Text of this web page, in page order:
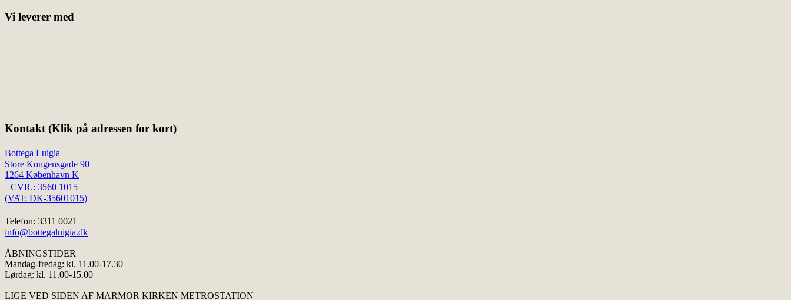
Vi leverer med
Kontakt (Klik på adressen for kort)
Bottega Luigia
Store Kongensgade 90
1264 København K
CVR.: 3560 1015
(VAT: DK-35601015)
Telefon: 3311 0021
info@bottegaluigia.dk
ÅBNINGSTIDER
Mandag-fredag: kl. 11.00-17.30
Lørdag: kl. 11.00-15.00
LIGE VED SIDEN AF MARMOR KIRKEN METROSTATION